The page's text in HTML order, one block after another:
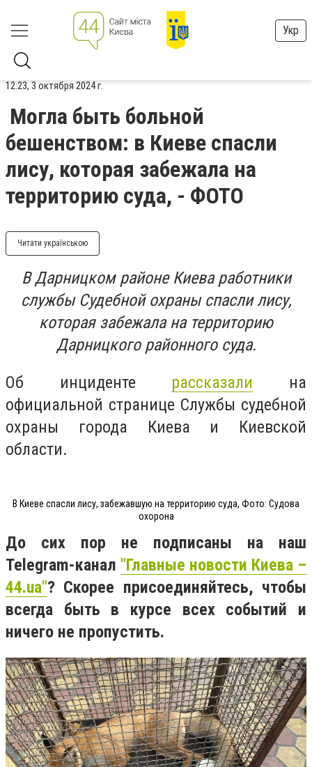
Укр
12:23, 3 октября 2024 г.
Могла быть больной
бешенством: в Киеве спасли
лису, которая забежала на
территорию суда, - ФОТО
Читати українською
В Дарницком районе Киева работники
службы Судебной охраны спасли лису,
которая забежала на территорию
Дарницкого районного суда.
Об инциденте рассказали на
официальной странице Службы судебной
охраны города Киева и Киевской
области.
В Киеве спасли лису, забежавшую на территорию суда, Фото: Судова
охорона
До сих пор не подписаны на наш
Telegram-канал "Главные новости Киева –
44.ua"? Скорее присоединяйтесь, чтобы
всегда быть в курсе всех событий и
ничего не пропустить.